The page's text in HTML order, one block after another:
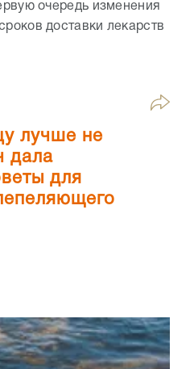
очередь изменения
доставки лекарств
лучше не
дала
для